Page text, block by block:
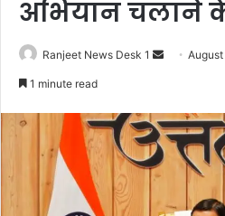
अभियान चलाने
Ranjeet News Desk 1
d
a
n
m
1 minute read